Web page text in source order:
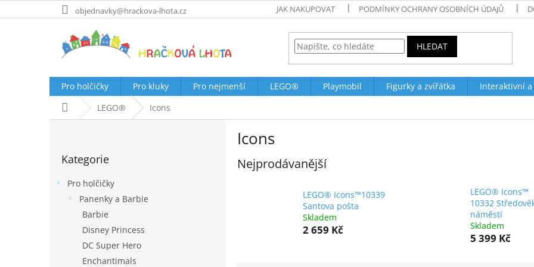
na
objednavky@hrackova-lhota.cz JAK NAKUPOVAT PODMÍNKY OCHRANY OSOBNÍCH ÚDAJŮ
HLEDAT
Pro holčičky Pro kluky Pro nejmenší LEGO® Playmobil Figurky a zvířátka Interaktivní a
Domů LEGO® Icons
kategorie
Kategorie
Pro holčičky
Panenky a Barbie
Barbie
Disney Princess
DC Super Hero
Enchantimals
Icons
Nejprodávanější
LEGO® Icons™10339
Santova pošta
Skladem
2 659 Kč
LEGO® Icons™
10332
náměstí
Skladem
5 399 Kč